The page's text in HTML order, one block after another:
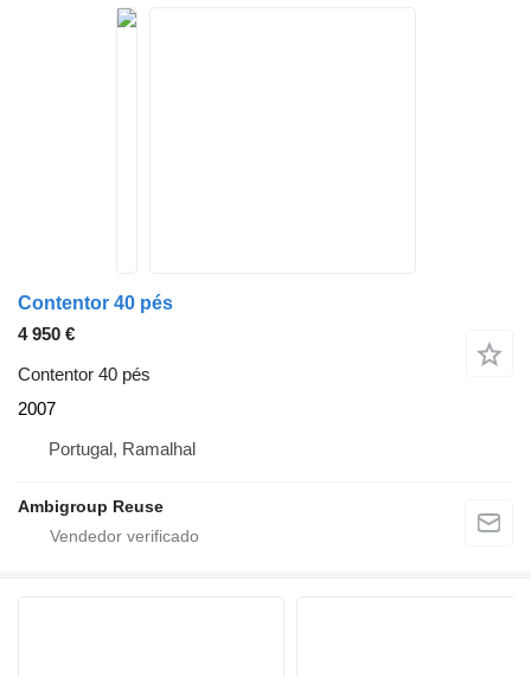
Contentor 40 pés
4 950 €
Contentor 40 pés
2007
Portugal, Ramalhal
Ambigroup Reuse